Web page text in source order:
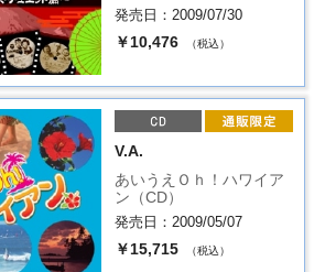
発売日：2009/07/30
￥10,476 （税込）
V.A.
あいうえＯｈ！ハワイア
ン（CD）
発売日：2009/05/07
￥15,715 （税込）